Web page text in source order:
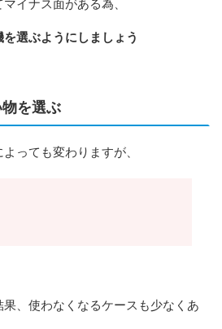
イナス面がある為、
選ぶようにしましょう
を選ぶ
っても変わりますが、
、使わなくなるケースも少なくあ